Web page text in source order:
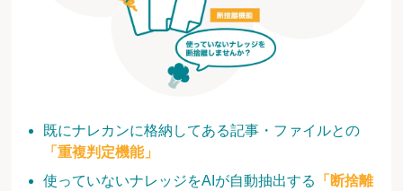
既にナレカンに格納してある記事・ファイルとの
「重複判定機能」
使っていないナレッジをAIが自動抽出する
「断捨離